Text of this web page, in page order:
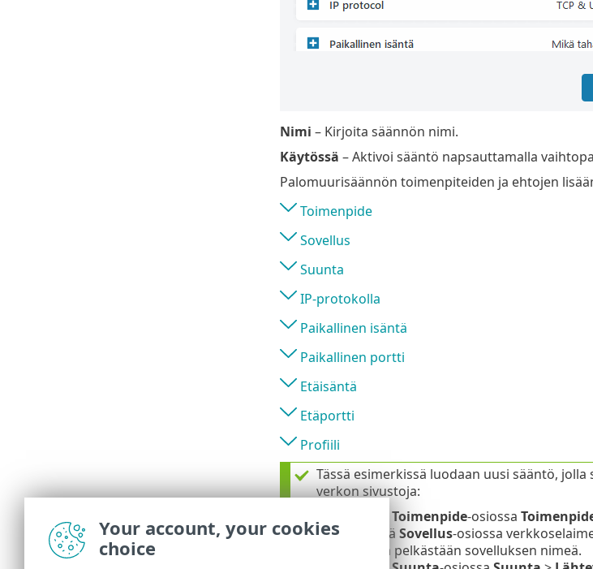
Nimi – Kirjoita säännön nimi.
Käytössä – Aktivoi sääntö napsauttamalla
Palomuurisäännön toimenpiteiden ja ehtojen
Toimenpide
Sovellus
Suunta
IP-protokolla
Paikallinen isäntä
Paikallinen portti
Etäisäntä
Etäportti
Profiili
Tässä esimerkissä luodaan uusi sääntö,
verkon sivustoja:
Toimenpide-osiossa
2.
Määritä Sovellus-osiossa
kirjoita pelkästään sovelluksen nimeä.
Your account, your cookies
choice